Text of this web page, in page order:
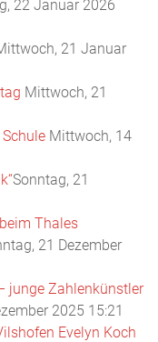
22 Januar 2026
21 Januar
Mittwoch, 21
Mittwoch, 14
Sonntag, 21
Thales
21 Dezember
junge Zahlenkünstler
2025 15:21
Evelyn Koch